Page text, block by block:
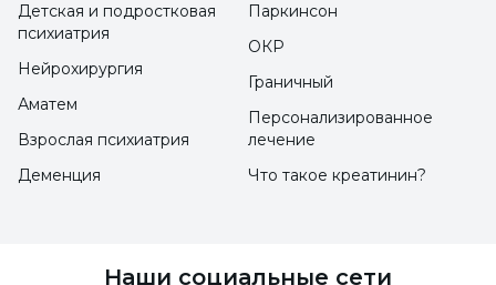
матерью и дочерью превращаются в
отношения западного типа, и мы видим, что
случаи анорексии растут".
Индекс массы тела снизился на 15
снижение индекса массы тела пациента на
Детская и подростковая
психиатрия
Нейрохирургия
Аматем
Взрослая психиатрия
Деменция
Паркинсон
ОКР
Граничный
Персонализированное
лечение
Что такое креатинин?
Наши социальные сети